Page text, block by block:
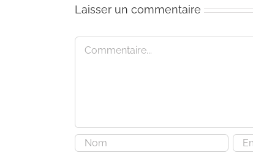
Laisser un commentaire
Commentaire